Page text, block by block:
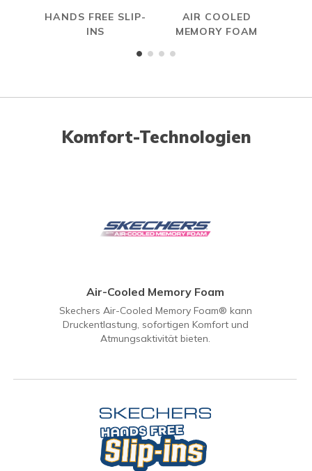
HANDS FREE SLIP-
INS
AIR COOLED
MEMORY FOAM
Komfort-Technologien
Air-Cooled Memory Foam
Skechers Air-Cooled Memory Foam® kann
Druckentlastung, sofortigen Komfort und
Atmungsaktivität bieten.